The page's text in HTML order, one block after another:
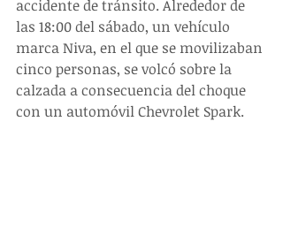
accidente de tránsito. Alrededor de
las 18:00 del sábado, un vehículo
marca Niva, en el que se movilizaban
cinco personas, se volcó sobre la
calzada a consecuencia del choque
con un automóvil Chevrolet Spark.